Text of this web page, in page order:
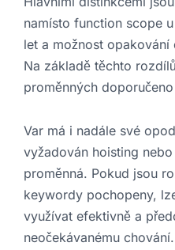
namísto function scope
let a možnost
Na základě těchto
proměnných
Var má i nadále své
vyžadován hoisting
proměnná. Pokud jsou
keywordy pochopeny,
využívat efektivně a
neočekávanému chování.